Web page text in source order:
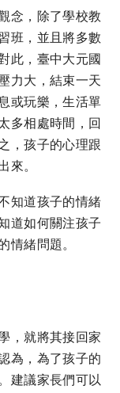
念，除了學校教
班，並且將多數
此，臺中大元國
力大，結束一天
或玩樂，生活單
多相處時間，回
，孩子的心理跟
來。
知道孩子的情緒
道如何關注孩子
情緒問題。
，就將其接回家
為，為了孩子的
建議家長們可以